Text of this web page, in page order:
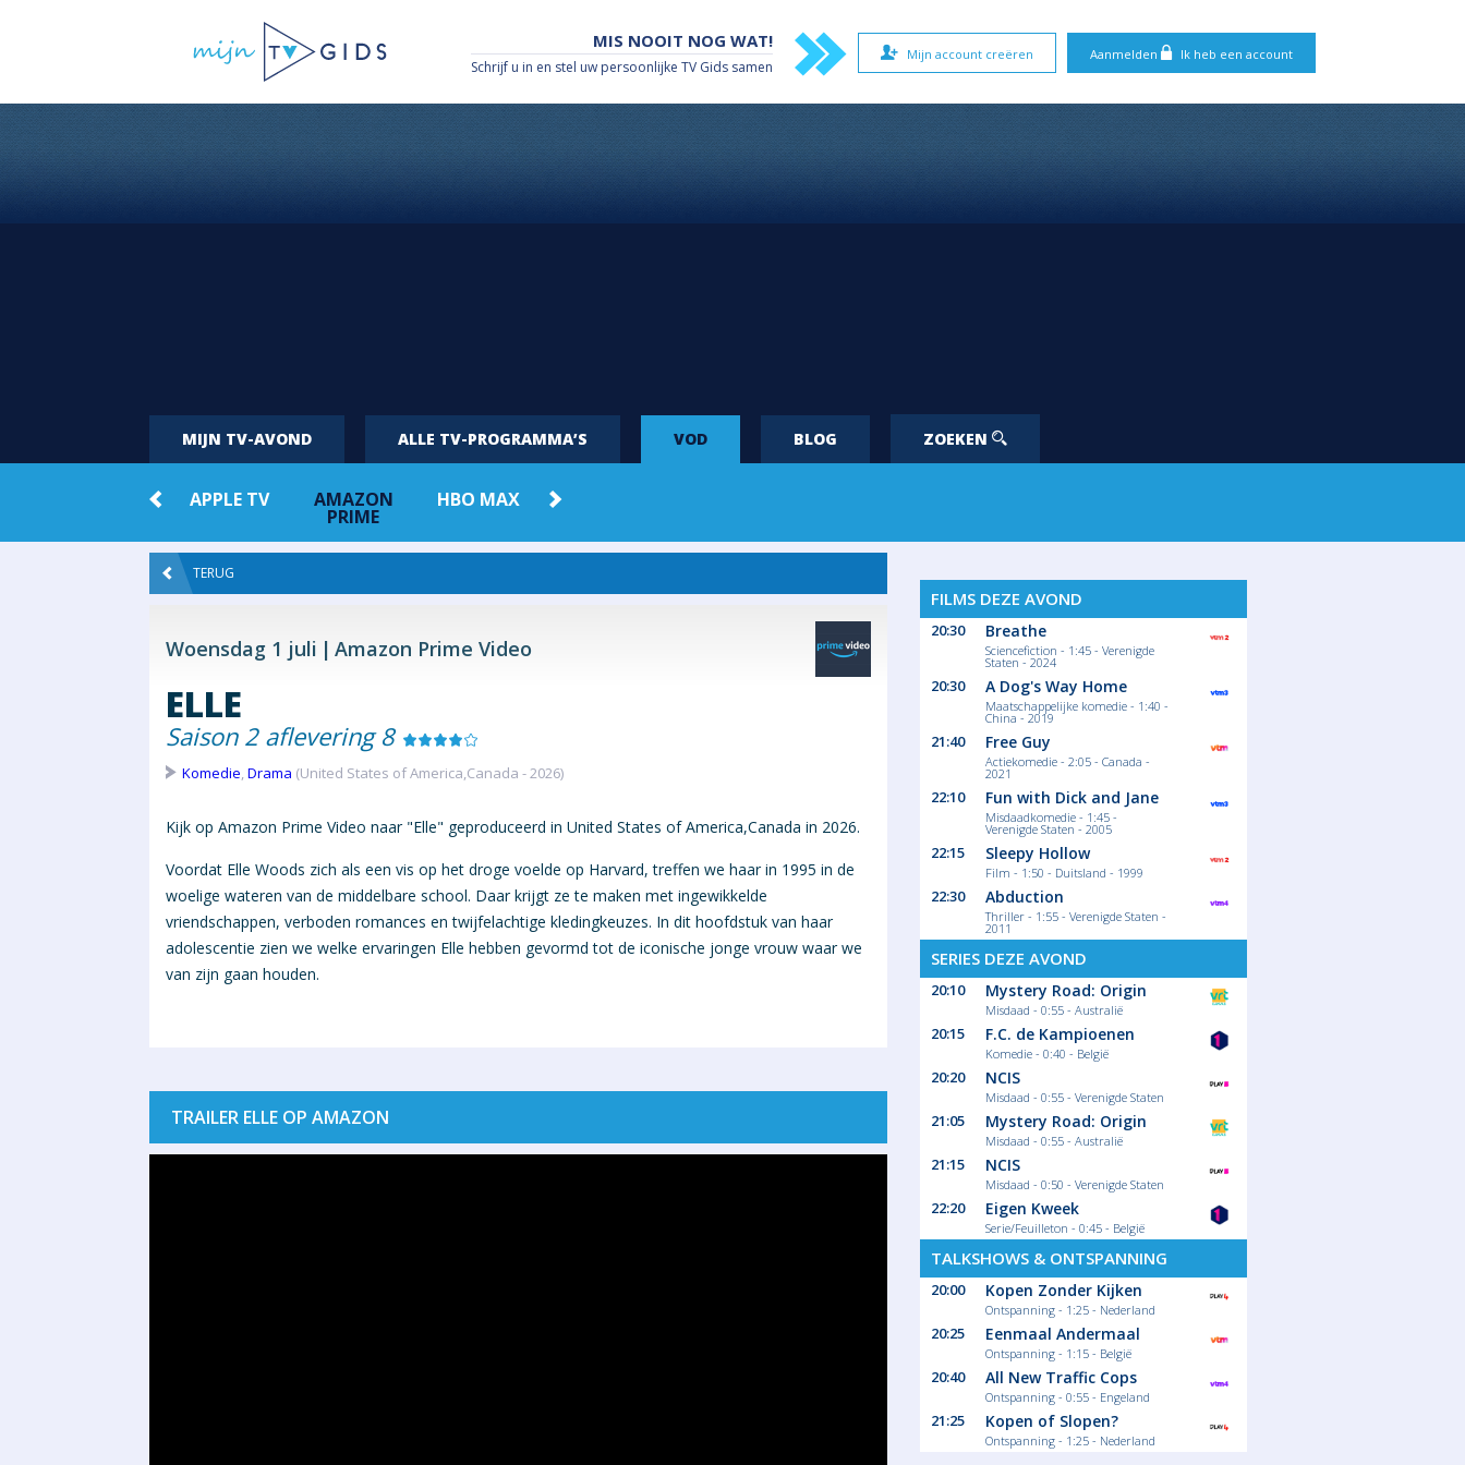
Aanmelden Ik heb een account
Mijn account creëren
MIS NOOIT NOG WAT!
Schrijf u in en stel uw persoonlijke TV Gids samen
MIJN TV-AVOND ALLE TV-PROGRAMMA’S VOD BLOG ZOEKEN
APPLE TV AMAZON
PRIME
HBO MAX
TERUG
Woensdag 1 juli Amazon Prime Video
ELLE
Saison 2 aflevering 8
Komedie,Drama (United States of America,Canada - 2026)
Kijk op Amazon Prime Video naar "Elle" geproduceerd in United States of America,Canada in 2026.
Voordat Elle Woods zich als een vis op het droge voelde op Harvard, treffen we haar in 1995 in de
woelige wateren van de middelbare school. Daar krijgt ze te maken met ingewikkelde
vriendschappen, verboden romances en twijfelachtige kledingkeuzes. In dit hoofdstuk van haar
adolescentie zien we welke ervaringen Elle hebben gevormd tot de iconische jonge vrouw waar we
van zijn gaan houden.
TRAILER ELLE OP AMAZON
FILMS DEZE AVOND
20:30 Breathe
Sciencefiction - 1:45 - Verenigde
Staten - 2024
20:30 A Dog's Way Home
Maatschappelijke komedie - 1:40 -
China - 2019
21:40 Free Guy
Actiekomedie - 2:05 - Canada -
2021
22:10 Fun with Dick and Jane
Misdaadkomedie - 1:45 -
Verenigde Staten - 2005
22:15 Sleepy Hollow
Film - 1:50 - Duitsland - 1999
22:30 Abduction
Thriller - 1:55 - Verenigde Staten -
2011
SERIES DEZE AVOND
20:10 Mystery Road: Origin
Misdaad - 0:55 - Australië
20:15 F.C. de Kampioenen
Komedie - 0:40 - België
20:20 NCIS
Misdaad - 0:55 - Verenigde Staten
21:05 Mystery Road: Origin
Misdaad - 0:55 - Australië
21:15 NCIS
Misdaad - 0:50 - Verenigde Staten
22:20 Eigen Kweek
Serie/Feuilleton - 0:45 - België
TALKSHOWS & ONTSPANNING
20:00 Kopen Zonder Kijken
Ontspanning - 1:25 - Nederland
20:25 Eenmaal Andermaal
Ontspanning - 1:15 - België
20:40 All New Traffic Cops
Ontspanning - 0:55 - Engeland
21:25 Kopen of Slopen?
Ontspanning - 1:25 - Nederland